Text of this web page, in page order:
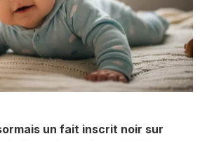
un fait inscrit noir sur